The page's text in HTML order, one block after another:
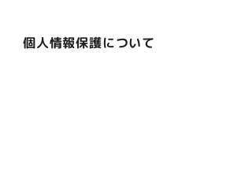
個人情報保護について